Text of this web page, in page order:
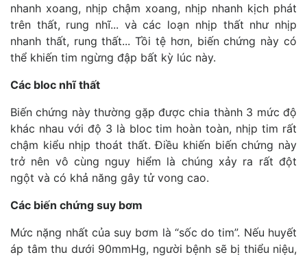
nhanh xoang, nhịp chậm xoang, nhịp nhanh kịch phát
trên thất, rung nhĩ... và các loạn nhịp thất như nhịp
nhanh thất, rung thất... Tồi tệ hơn, biến chứng này có
thể khiến tim ngừng đập bất kỳ lúc này.
Các bloc nhĩ thất
Biến chứng này thường gặp được chia thành 3 mức độ
khác nhau với độ 3 là bloc tim hoàn toàn, nhịp tim rất
chậm kiểu nhịp thoát thất. Điều khiến biến chứng này
trở nên vô cùng nguy hiểm là chúng xảy ra rất đột
ngột và có khả năng gây tử vong cao.
Các biến chứng suy bơm
Mức nặng nhất của suy bơm là “sốc do tim”. Nếu huyết
áp tâm thu dưới 90mmHg, người bệnh sẽ bị thiểu niệu,